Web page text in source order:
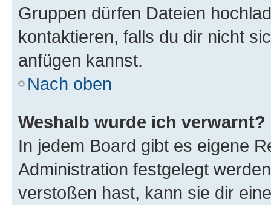
Gruppen dürfen Dateien
kontaktieren, falls du dir nicht
anfügen kannst.
Nach oben
Weshalb wurde ich verwarnt?
In jedem Board gibt es eigene
Administration festgelegt
verstoßen hast, kann sie dir